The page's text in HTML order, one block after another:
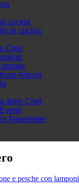
cucina
in cucina
Chef
Articoli
dello Chef
Newsletter
e pesche con lamponi